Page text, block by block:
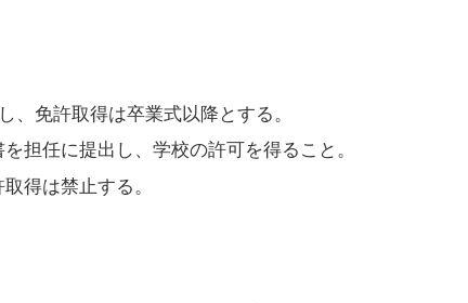
、免許取得は卒業式以降とする。
担任に提出し、学校の許可を得ること。
得は禁止する。